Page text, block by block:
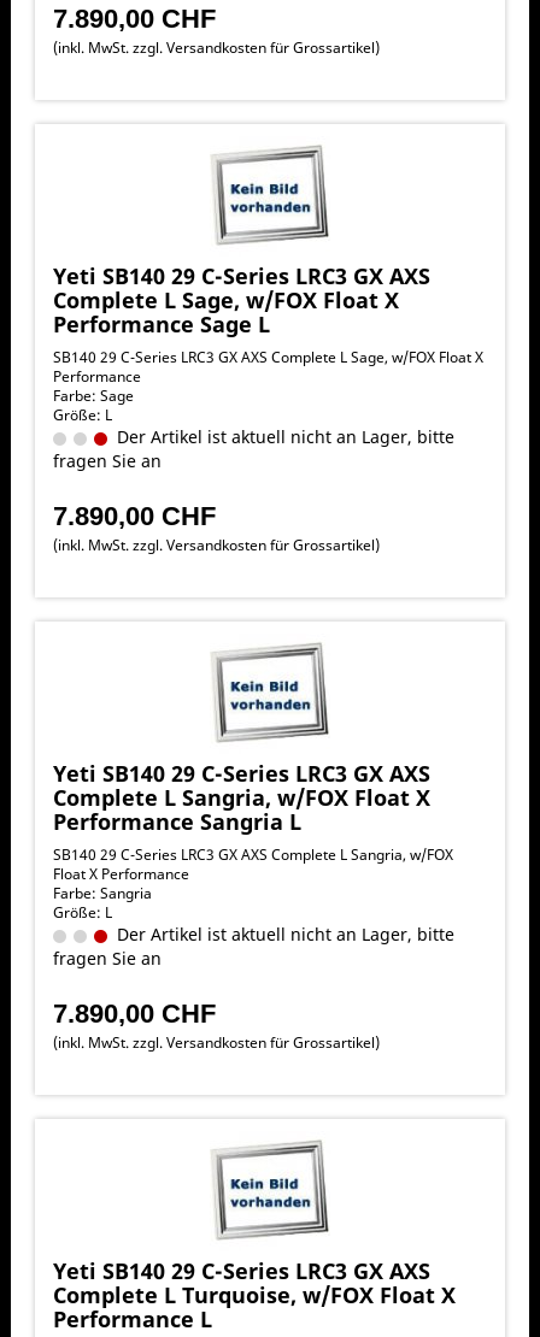
7.890,00 CHF
(inkl. MwSt. zzgl.Versandkosten für Grossartikel)
Yeti SB140 29 C-Series LRC3 GX AXS
Complete L Sage, w/FOX Float X
Performance Sage L
SB140 29 C-Series LRC3 GX AXS Complete L Sage, w/FOX Float X
Performance
Farbe: Sage
Größe: L
Der Artikel ist aktuell nicht an Lager, bitte
fragen Sie an
7.890,00 CHF
(inkl. MwSt. zzgl.Versandkosten für Grossartikel)
Yeti SB140 29 C-Series LRC3 GX AXS
Complete L Sangria, w/FOX Float X
Performance Sangria L
SB140 29 C-Series LRC3 GX AXS Complete L Sangria, w/FOX
Float X Performance
Farbe: Sangria
Größe: L
Der Artikel ist aktuell nicht an Lager, bitte
fragen Sie an
7.890,00 CHF
(inkl. MwSt. zzgl.Versandkosten für Grossartikel)
Yeti SB140 29 C-Series LRC3 GX AXS
Complete L Turquoise, w/FOX Float X
Performance L